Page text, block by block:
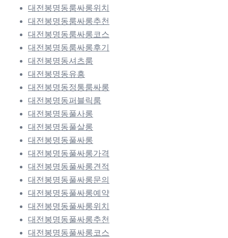
대전봉명동룸싸롱위치
대전봉명동룸싸롱추천
대전봉명동룸싸롱코스
대전봉명동룸싸롱후기
대전봉명동셔츠룸
대전봉명동유흥
대전봉명동정통룸싸롱
대전봉명동퍼블릭룸
대전봉명동풀사롱
대전봉명동풀살롱
대전봉명동풀싸롱
대전봉명동풀싸롱가격
대전봉명동풀싸롱견적
대전봉명동풀싸롱문의
대전봉명동풀싸롱예약
대전봉명동풀싸롱위치
대전봉명동풀싸롱추천
대전봉명동풀싸롱코스